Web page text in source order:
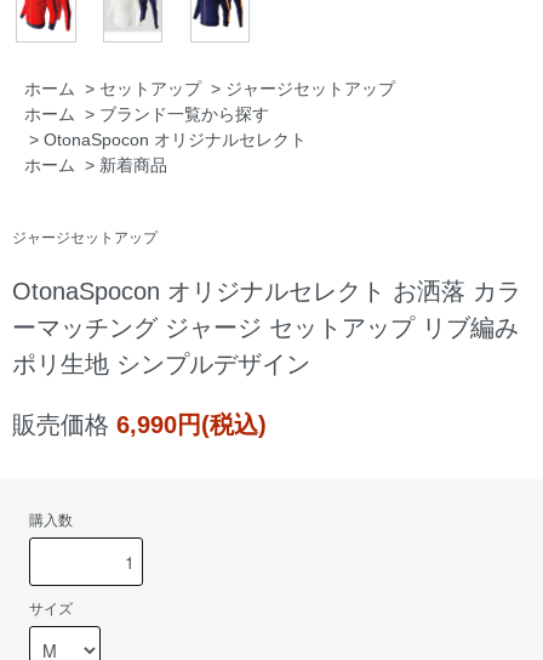
ホーム > セットアップ > ジャージセットアップ
ホーム > ブランド一覧から探す
> OtonaSpocon オリジナルセレクト
ホーム > 新着商品
ジャージセットアップ
OtonaSpocon オリジナルセレクト お洒落 カラ
ーマッチング ジャージ セットアップ リブ編み
ポリ生地 シンプルデザイン
販売価格 6,990円(税込)
購入数
サイズ